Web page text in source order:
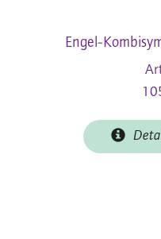
Engel-